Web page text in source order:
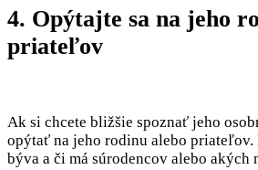
4. Opýtajte sa na jeho
priateľov
Ak si chcete bližšie spoznať jeho
opýtať na jeho rodinu alebo priateľov.
býva a či má súrodencov alebo akých